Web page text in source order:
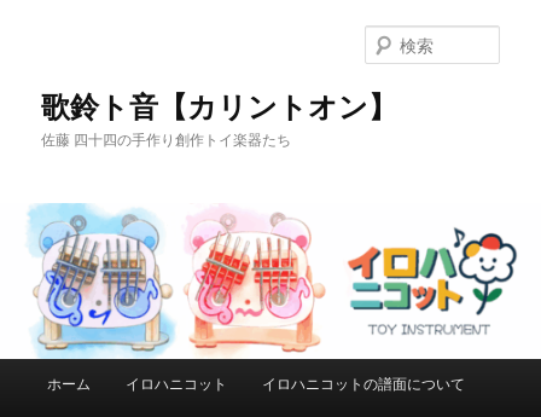
歌鈴ト音【カリントオン】
佐藤 四十四の手作り創作トイ楽器たち
索
ホーム イロハニコット イロハニコットの譜面について